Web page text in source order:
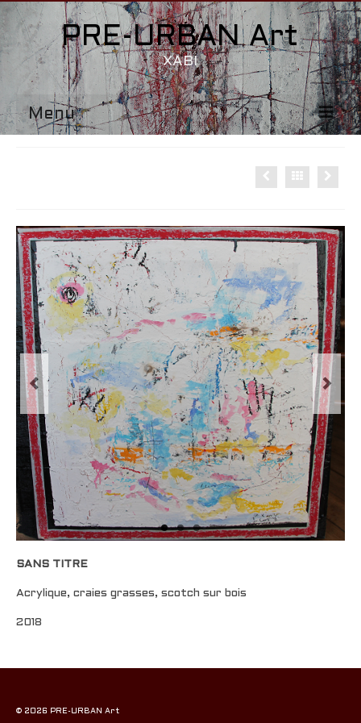
PRE-URBAN Art
XABI
Menu
FACES
BB-OS
415-1115
Contact
SANS TITRE
Acrylique, craies grasses, scotch sur bois
2018
© 2026 PRE-URBAN Art